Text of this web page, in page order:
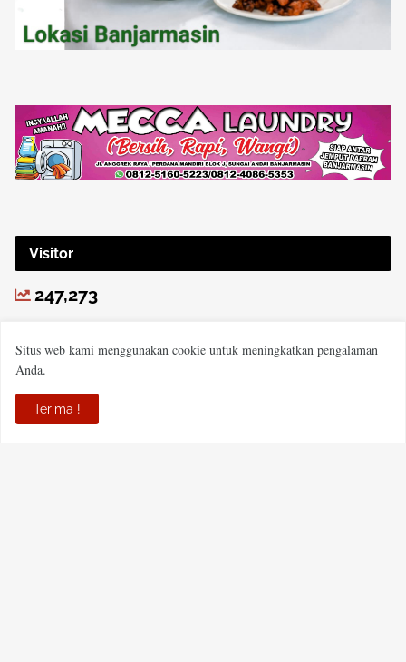
Visitor
247,273
PT MECCA HABARI MEDIA
Situs web kami menggunakan cookie untuk meningkatkan pengalaman
Anda.
Terima !